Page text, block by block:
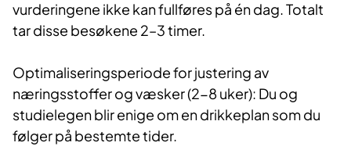
vurderingene ikke kan fullføres på én dag. Totalt
tar disse besøkene 2–3 timer.
Optimaliseringsperiode for justering av
næringsstoffer og væsker (2-8 uker): Du og
studielegen blir enige om en drikkeplan som du
følger på bestemte tider.